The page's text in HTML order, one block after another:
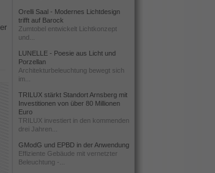
Orelli Saal - Modernes Lichtdesign
trifft auf Barock
Zumtobel entwickelt Lichtkonzept
und...
LUNELLE - Poesie aus Licht und
Porzellan
Architekturbeleuchtung bewegt sich
im...
TRILUX stärkt Standort Arnsberg mit
Investitionen von über 80 Millionen
Euro
TRILUX investiert in den kommenden
drei Jahren...
GModG und EPBD in der Anwendung
Effiziente Gebäude mit vernetzter
Beleuchtung -...